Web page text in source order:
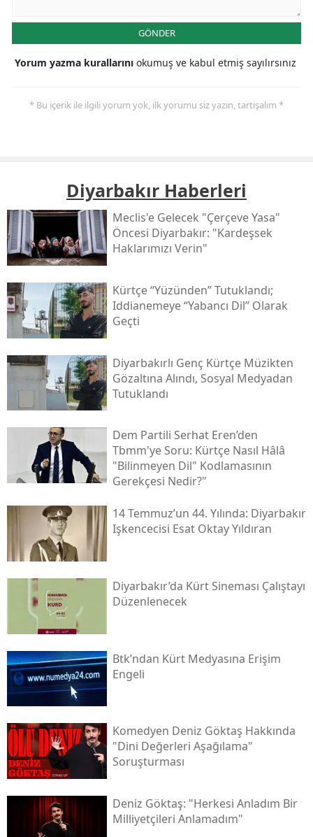
GÖNDER
Yorum yazma kurallarını okumuş ve kabul etmiş sayılırsınız
* Bu içerik ile ilgili yorum yok, ilk yorumu siz yazın, tartışalım *
Diyarbakır Haberleri
Meclis'e Gelecek "çerçeve Yasa"
Öncesi Diyarbakır: "kardeşsek
Haklarımızı Verin"
Kürtçe “yüzünden” Tutuklandı;
Iddianemeye “yabancı Dil” Olarak
Geçti
Diyarbakırlı Genç Kürtçe Müzikten
Gözaltına Alındı, Sosyal Medyadan
Tutuklandı
Dem Partili Serhat Eren’den
Tbmm'ye Soru: Kürtçe Nasıl Hâlâ
"bilinmeyen Dil" Kodlamasının
Gerekçesi Nedir?"
14 Temmuz’un 44. Yılında: Diyarbakır
Işkencecisi Esat Oktay Yıldıran
Diyarbakır’da Kürt Sineması Çalıştayı
Düzenlenecek
Btk’ndan Kürt Medyasına Erişim
Engeli
Komedyen Deniz Göktaş Hakkında
"dini Değerleri Aşağılama"
Soruşturması
Deniz Göktaş: "herkesi Anladım Bir
Milliyetçileri Anlamadım"